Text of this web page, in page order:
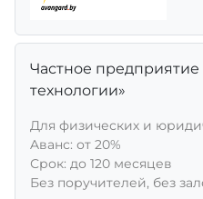
Частное
технологии»
Для физических и
Aванс: от 20%
Срок: до 120 месяцев
Без поручителей, без